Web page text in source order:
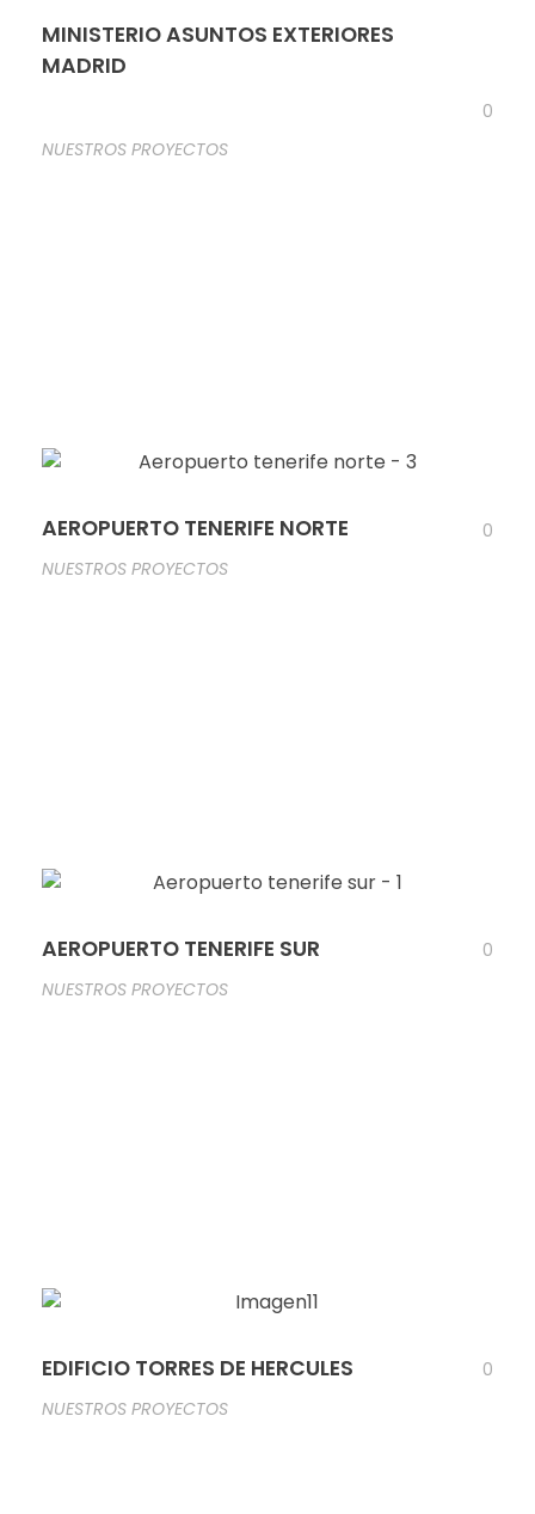
MINISTERIO ASUNTOS EXTERIORES
MADRID
0
NUESTROS PROYECTOS
AEROPUERTO TENERIFE NORTE
0
NUESTROS PROYECTOS
AEROPUERTO TENERIFE SUR
0
NUESTROS PROYECTOS
EDIFICIO TORRES DE HERCULES
0
NUESTROS PROYECTOS